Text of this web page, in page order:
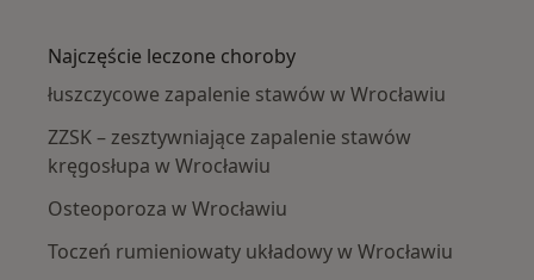
Najczęście leczone choroby
łuszczycowe zapalenie stawów w Wrocławiu
ZZSK – zesztywniające zapalenie stawów
kręgosłupa w Wrocławiu
Osteoporoza w Wrocławiu
Toczeń rumieniowaty układowy w Wrocławiu